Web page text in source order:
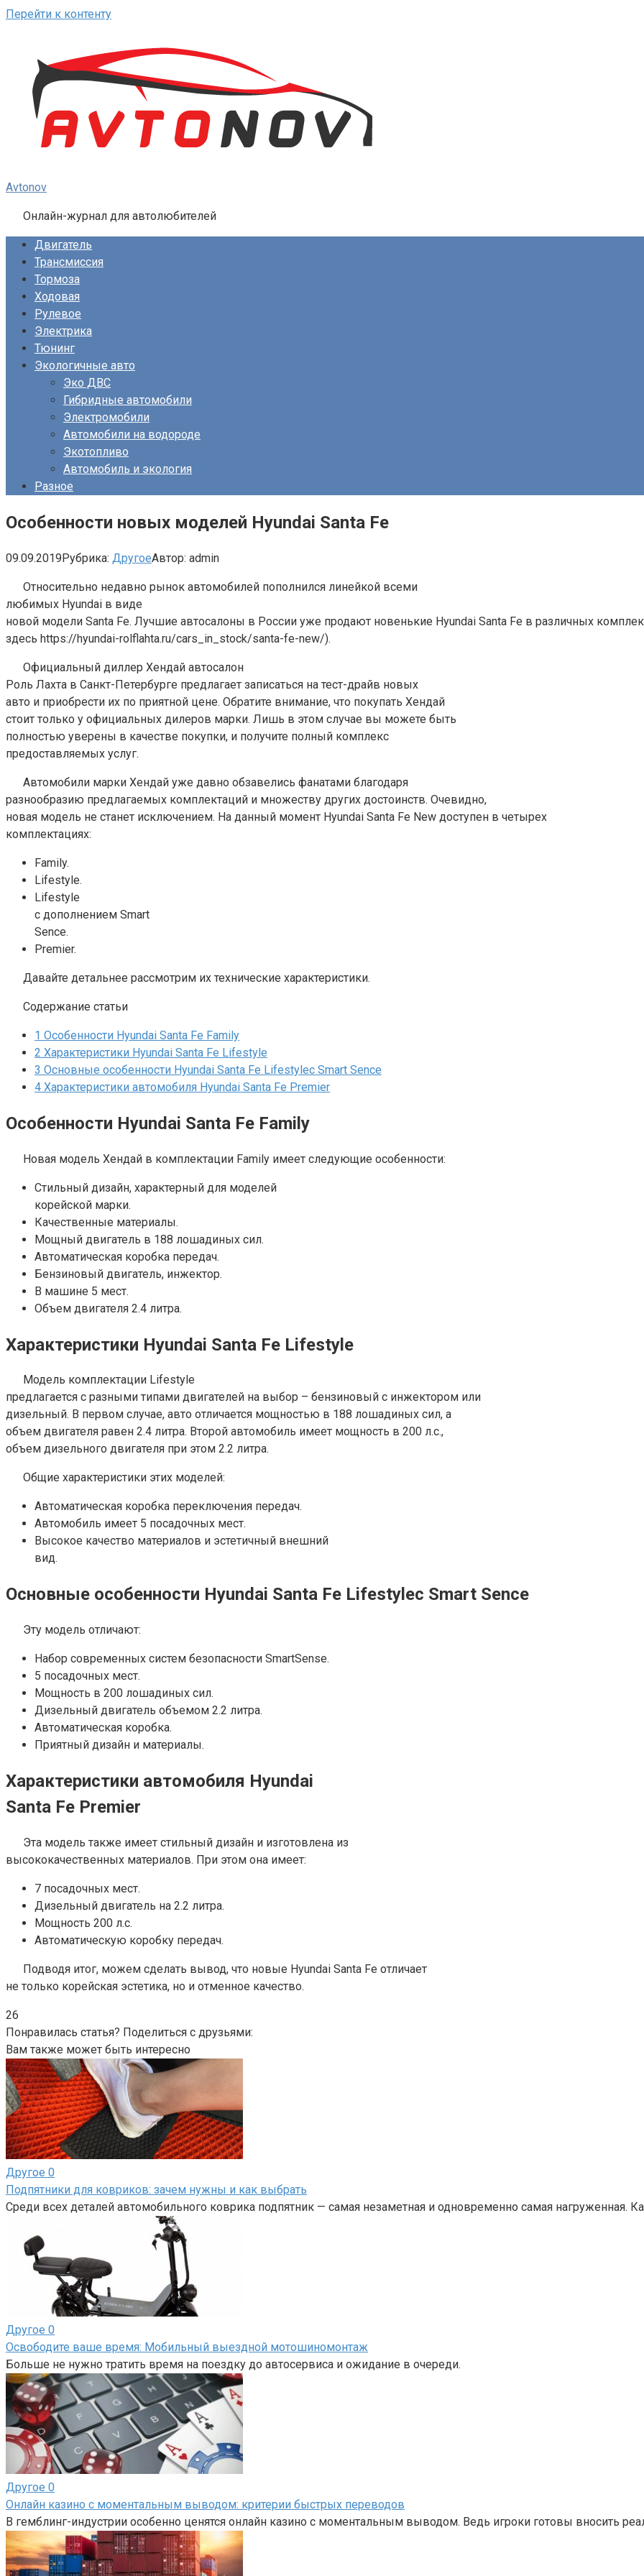
Перейти к контенту
Avtonov
Онлайн-журнал для автолюбителей
Двигатель
Трансмиссия
Тормоза
Ходовая
Рулевое
Электрика
Тюнинг
Экологичные авто
Эко ДВС
Гибридные автомобили
Электромобили
Автомобили на водороде
Экотопливо
Автомобиль и экология
Разное
Особенности новых моделей Hyundai Santa Fе
09.09.2019Рубрика: ДругоеАвтор: admin
Относительно недавно рынок автомобилей пополнился линейкой всеми
любимых Hyundai в виде
новой модели Santa Fе. Лучшие автосалоны в России уже продают новенькие Hyundai Santa Fе в различных
здесь https://hyundai-rolflahta.ru/cars_in_stock/santa-fe-new/).
Официальный диллер Хендай автосалон
Роль Лахта в Санкт-Петербурге предлагает записаться на тест-драйв новых
авто и приобрести их по приятной цене. Обратите внимание, что покупать Хендай
стоит только у официальных дилеров марки. Лишь в этом случае вы можете быть
полностью уверены в качестве покупки, и получите полный комплекс
предоставляемых услуг.
Автомобили марки Хендай уже давно обзавелись фанатами благодаря
разнообразию предлагаемых комплектаций и множеству других достоинств. Очевидно,
новая модель не станет исключением. На данный момент Hyundai Santa Fе New доступен в четырех
комплектациях:
Family.
Lifestyle.
Lifestyle
с дополнением Smart
Sence.
Premier.
Давайте детальнее рассмотрим их технические характеристики.
Содержание статьи
1 Особенности Hyundai Santa Fе Family
2 Характеристики Hyundai Santa Fe Lifestyle
3 Основные особенности Hyundai Santa Fe Lifestylec Smart Sence
4 Характеристики автомобиля Hyundai Santa Fе Premier
Особенности Hyundai Santa Fе Family
Новая модель Хендай в комплектации Family имеет следующие особенности:
Стильный дизайн, характерный для моделей
корейской марки.
Качественные материалы.
Мощный двигатель в 188 лошадиных сил.
Автоматическая коробка передач.
Бензиновый двигатель, инжектор.
В машине 5 мест.
Объем двигателя 2.4 литра.
Характеристики Hyundai Santa Fe Lifestyle
Модель комплектации Lifestyle
предлагается с разными типами двигателей на выбор – бензиновый с инжектором или
дизельный. В первом случае, авто отличается мощностью в 188 лошадиных сил, а
объем двигателя равен 2.4 литра. Второй автомобиль имеет мощность в 200 л.с.,
объем дизельного двигателя при этом 2.2 литра.
Общие характеристики этих моделей:
Автоматическая коробка переключения передач.
Автомобиль имеет 5 посадочных мест.
Высокое качество материалов и эстетичный внешний
вид.
Основные особенности Hyundai Santa Fe Lifestylec Smart Sence
Эту модель отличают:
Набор современных систем безопасности SmartSense.
5 посадочных мест.
Мощность в 200 лошадиных сил.
Дизельный двигатель объемом 2.2 литра.
Автоматическая коробка.
Приятный дизайн и материалы.
Характеристики автомобиля Hyundai
Santa Fе Premier
Эта модель также имеет стильный дизайн и изготовлена из
высококачественных материалов. При этом она имеет:
7 посадочных мест.
Дизельный двигатель на 2.2 литра.
Мощность 200 л.с.
Автоматическую коробку передач.
Подводя итог, можем сделать вывод, что новые Hyundai Santa Fе отличает
не только корейская эстетика, но и отменное качество.
26
Понравилась статья? Поделиться с друзьями:
Вам также может быть интересно
Другое 0
Подпятники для ковриков: зачем нужны и как выбрать
Среди всех деталей автомобильного коврика подпятник — самая незаметная и одновременно самая нагруженная.
Другое 0
Освободите ваше время: Мобильный выездной мотошиномонтаж
Больше не нужно тратить время на поездку до автосервиса и ожидание в очереди.
Другое 0
Онлайн казино с моментальным выводом: критерии быстрых переводов
В гемблинг-индустрии особенно ценятся онлайн казино с моментальным выводом. Ведь игроки готовы вносить